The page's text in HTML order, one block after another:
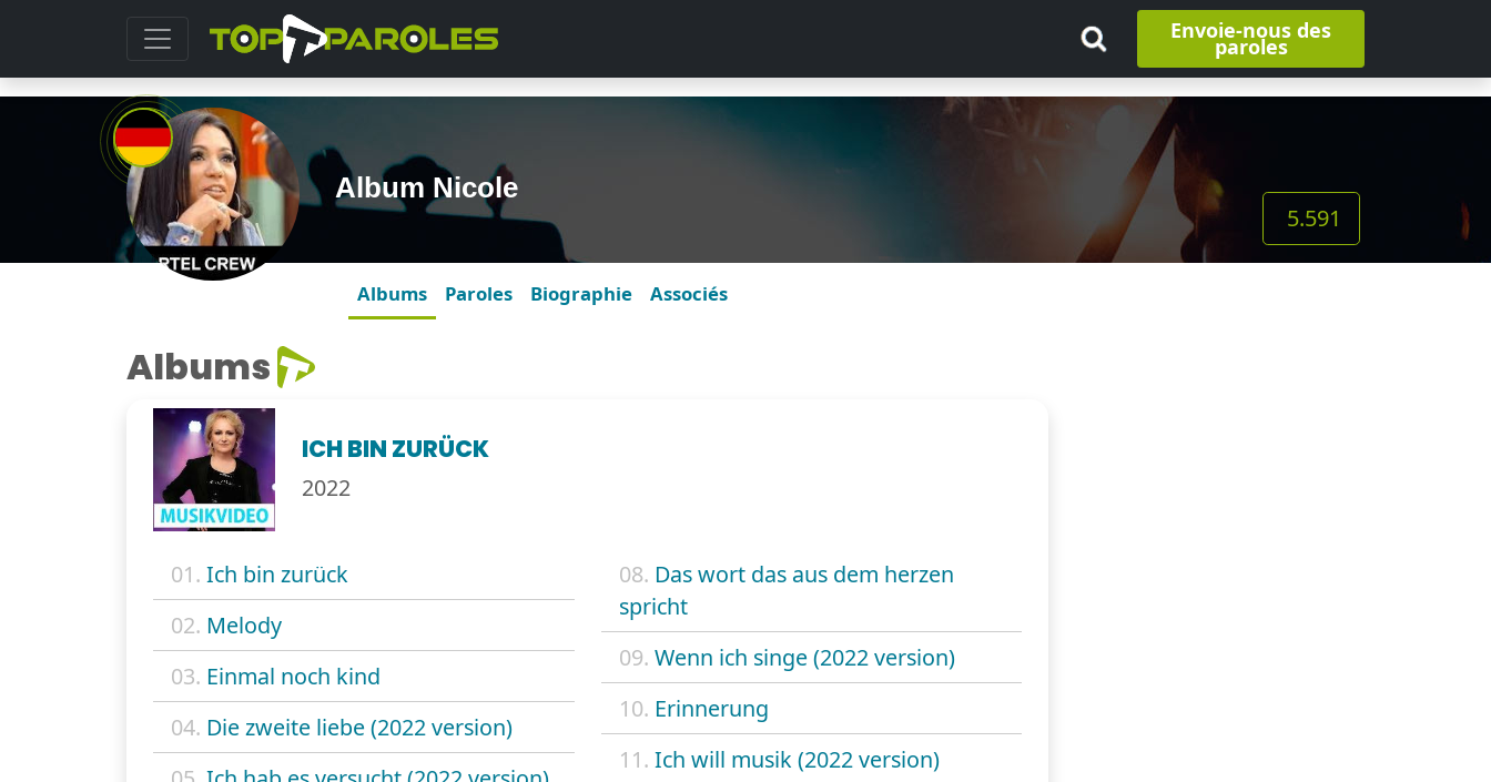
Envoie-nous des
paroles
Album Nicole
5.591
Albums Paroles Biographie Associés
Albums
ICH BIN ZURÜCK
2022
01. Ich bin zurück
02. Melody
03. Einmal noch kind
04. Die zweite liebe (2022 version)
08. Das wort das aus dem herzen
spricht
09. Wenn ich singe (2022 version)
10. Erinnerung
11. Ich will musik (2022 version)